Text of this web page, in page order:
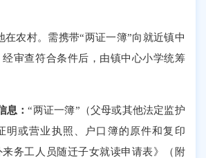
在农村。需携带“两证一簿”向就近镇中
审查符合条件后，由镇中心小学统筹
息：“两证一簿” （父母或其他法定监护
明或营业执照、户口簿的原件和复印
务工人员随迁子女就读申请表》（附